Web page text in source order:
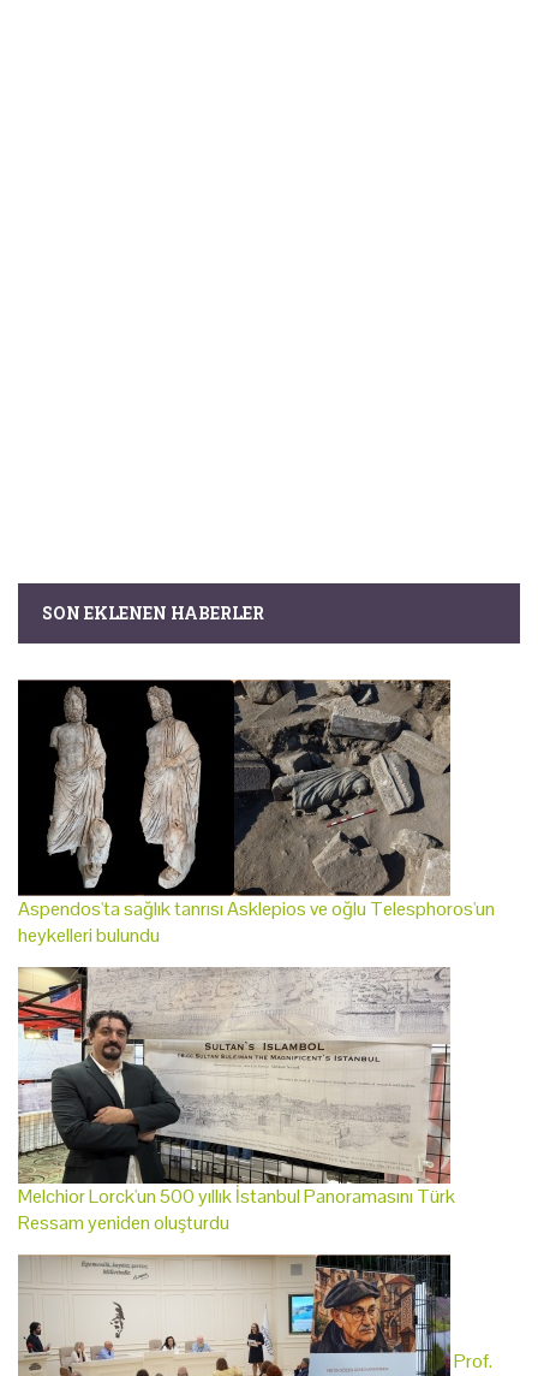
SON EKLENEN HABERLER
Aspendos'ta sağlık tanrısı Asklepios ve oğlu Telesphoros'un
heykelleri bulundu
Melchior Lorck'un 500 yıllık İstanbul Panoramasını Türk
Ressam yeniden oluşturdu
Prof.